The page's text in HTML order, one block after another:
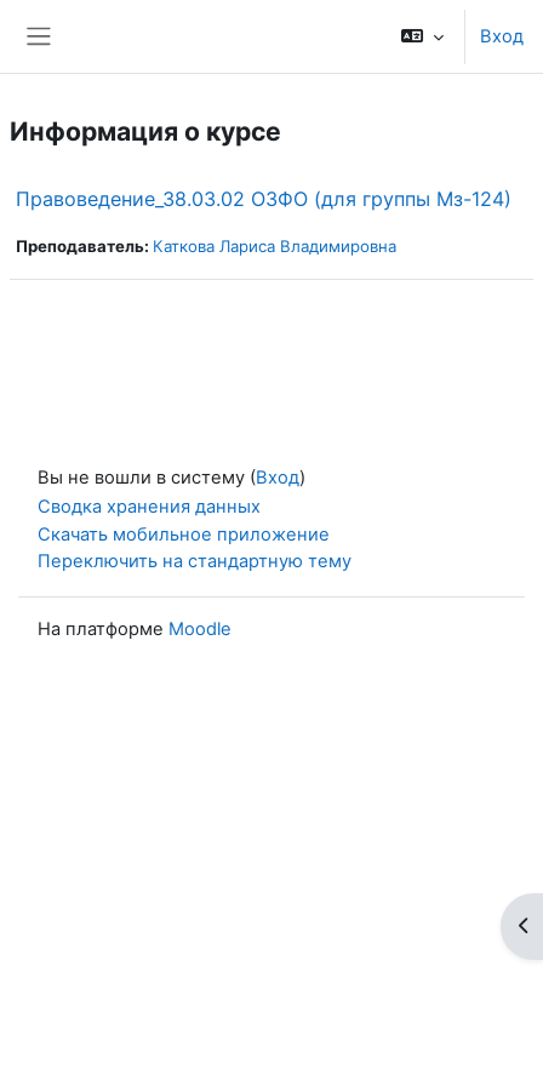
Вход
Информация о курсе
Правоведение_38.03.02 ОЗФО (для группы Мз-124)
Преподаватель: Каткова Лариса Владимировна
Вы не вошли в систему (Вход)
Сводка хранения данных
Скачать мобильное приложение
Переключить на стандартную тему
На платформе Moodle